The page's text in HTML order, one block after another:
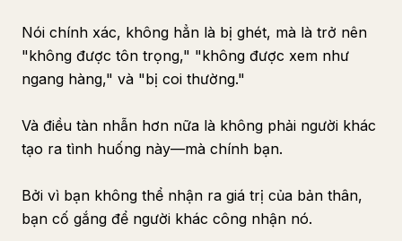
Nói chính xác, không hẳn là bị ghét, mà là trở nên
"không được tôn trọng," "không được xem như
ngang hàng," và "bị coi thường."
Và điều tàn nhẫn hơn nữa là không phải người khác
tạo ra tình huống này—mà chính bạn.
Bởi vì bạn không thể nhận ra giá trị của bản thân,
bạn cố gắng để người khác công nhận nó.